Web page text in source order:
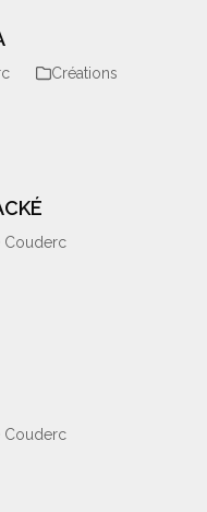
Créations
Couderc
Couderc